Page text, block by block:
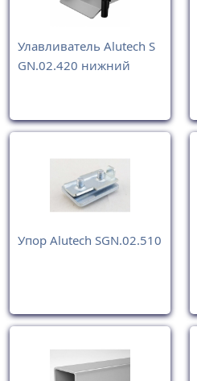
Улавливатель Alutech S
GN.02.420 нижний
Упор Alutech SGN.02.510